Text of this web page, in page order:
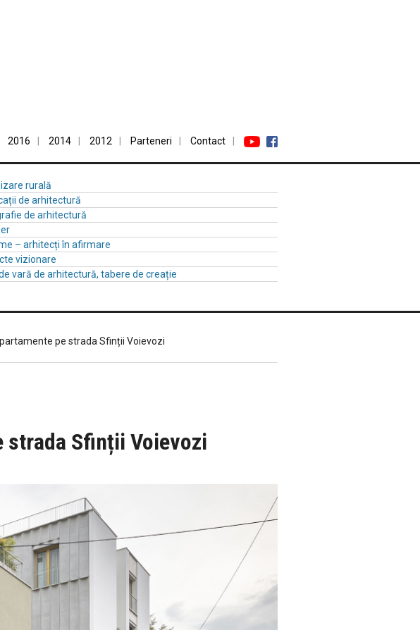
2016 2014 2012 Parteneri Contact
rurală
de arhitectură
de arhitectură
– arhitecți în afirmare
vizionare
vară de arhitectură, tabere de creație
pe strada Sfinții Voievozi
strada Sfinții Voievozi